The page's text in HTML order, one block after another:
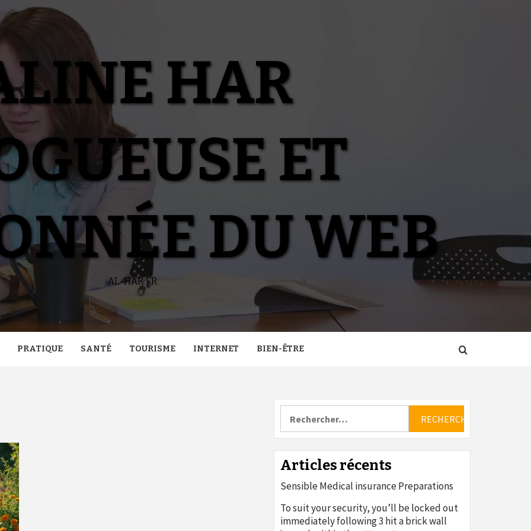
HAR
ET
DU WEB
AL-HAR.FR
PRATIQUE SANTÉ TOURISME INTERNET BIEN-ÊTRE
Articles récents
Sensible Medical insurance Preparations
To suit your security, you’ll be locked out
immediately following 3 hit a brick wall